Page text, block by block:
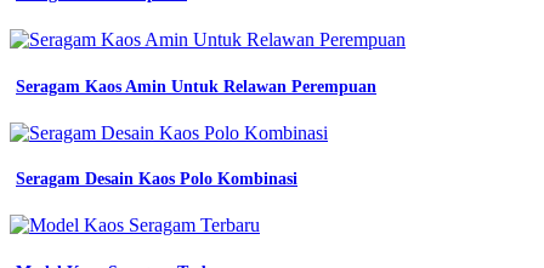
baju
atasan
kerja
safety
biru
biru
merk
Seragam Kaos Amin Untuk Relawan Perempuan
Seragam Desain Kaos Polo Kombinasi